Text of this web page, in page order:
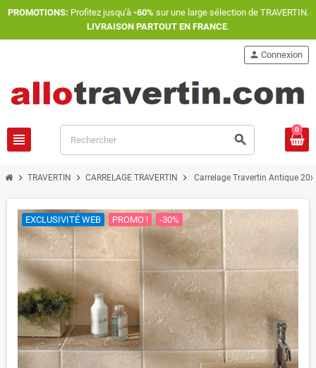
PROMOTIONS: Profitez jusqu'à -60% sur une large sélection de TRAVERTIN.
LIVRAISON PARTOUT EN FRANCE.
view_headline search
person Connexion
0
chevron_right TRAVERTIN chevron_right CARRELAGE TRAVERTIN chevron_right Carrelage Travertin Antique
EXCLUSIVITÉ WEB PROMO ! -30%